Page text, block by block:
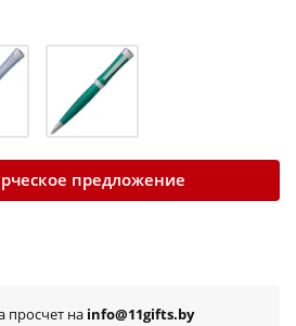
предложение
просчет на info@11gifts.by